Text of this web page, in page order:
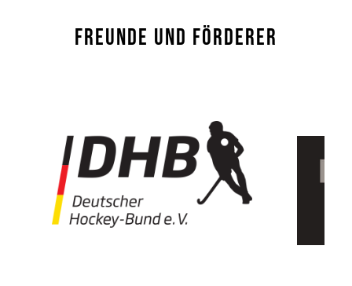
FREUNDE UND FÖRDERER